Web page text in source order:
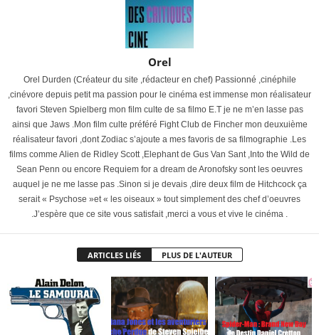
Orel
Orel Durden (Créateur du site ,rédacteur en chef) Passionné ,cinéphile
,cinévore depuis petit ma passion pour le cinéma est immense mon réalisateur
favori Steven Spielberg mon film culte de sa filmo E.T je ne m’en lasse pas
ainsi que Jaws .Mon film culte préféré Fight Club de Fincher mon deuxuième
réalisateur favori ,dont Zodiac s’ajoute a mes favoris de sa filmographie .Les
films comme Alien de Ridley Scott ,Elephant de Gus Van Sant ,Into the Wild de
Sean Penn ou encore Requiem for a dream de Aronofsky sont les oeuvres
auquel je ne me lasse pas .Sinon si je devais ,dire deux film de Hitchcock ça
serait « Psychose »et « les oiseaux » tout simplement des chef d’oeuvres
.J’espère que ce site vous satisfait ,merci a vous et vive le cinéma .
ARTICLES LIÉS PLUS DE L'AUTEUR